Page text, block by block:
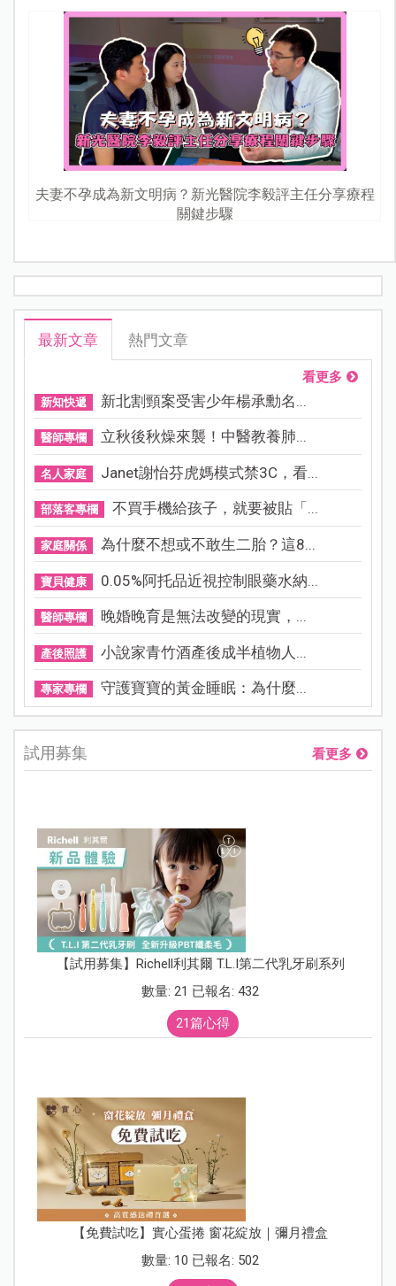
夫妻不孕成為新文明病？新光醫院李毅評主任分享療程
關鍵步驟
最新文章 熱門文章
看更多
新知快遞 新北割頸案受害少年楊承勳名...
醫師專欄 立秋後秋燥來襲！中醫教養肺...
名人家庭 Janet謝怡芬虎媽模式禁3C，看...
部落客專欄 不買手機給孩子，就要被貼「...
家庭關係 為什麼不想或不敢生二胎？這8...
寶貝健康 0.05%阿托品近視控制眼藥水納...
醫師專欄 晚婚晚育是無法改變的現實，...
產後照護 小說家青竹酒產後成半植物人...
專家專欄 守護寶寶的黃金睡眠：為什麼...
試用募集 看更多
【試用募集】Richell利其爾 T.L.I第二代乳牙刷系列
數量: 21 已報名: 432
21篇心得
【免費試吃】實心蛋捲 窗花綻放｜彌月禮盒
數量: 10 已報名: 502